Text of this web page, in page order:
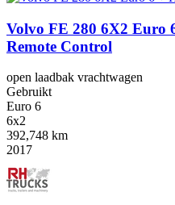
Volvo FE 280 6X2 Euro
Remote Control
open laadbak vrachtwagen
Gebruikt
Euro 6
6x2
392,748 km
2017